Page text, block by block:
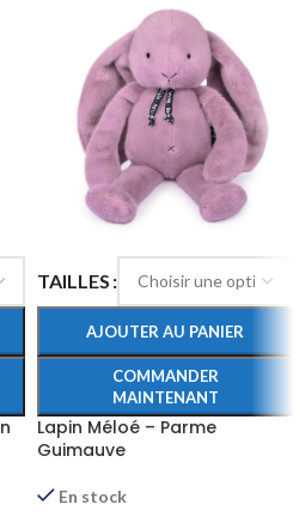
TAILLES
AJOUTER AU PANIER
COMMANDER
MAINTENANT
Lapin Méloé – Parme
Guimauve
En stock